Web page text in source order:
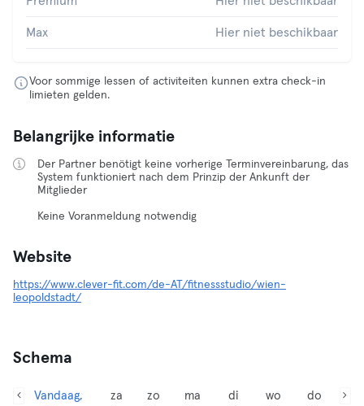
Max Hier niet beschikbaar
Voor sommige lessen of activiteiten kunnen extra check-in
limieten gelden.
Belangrijke informatie
Der Partner benötigt keine vorherige Terminvereinbarung, das
System funktioniert nach dem Prinzip der Ankunft der
Mitglieder
Keine Voranmeldung notwendig
Website
https://www.clever-fit.com/de-AT/fitnessstudio/wien-
leopoldstadt/
Schema
Vandaag,
za
zo
ma
di
wo
do